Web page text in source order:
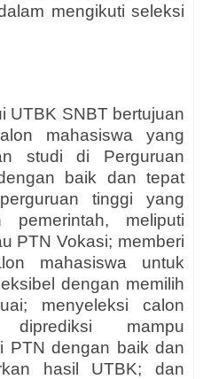
mengikuti seleksi
UTBK SNBT bertujuan
mahasiswa yang
studi di Perguruan
baik dan tepat
tinggi yang
pemerintah, meliputi
PTN Vokasi; memberi
mahasiswa untuk
dengan memilih
menyeleksi calon
mampu
PTN dengan baik dan
hasil UTBK; dan